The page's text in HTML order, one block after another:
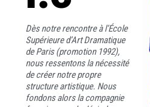
Dès notre rencontre à l’École
Supérieure d’Art Dramatique
de Paris (promotion 1992),
nous ressentons la nécessité
de créer notre propre
structure artistique. Nous
fondons alors la compagnie